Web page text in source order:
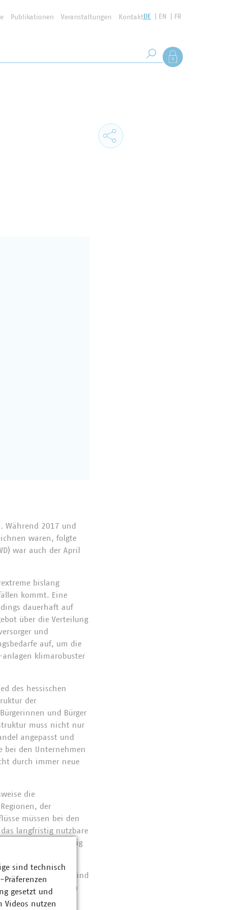
Publikationen Veranstaltungen KontaktDE EN FR
Suche starten
Als Mitglied
Während 2017 und
waren, folgte
war auch der April
bislang
kommt. Eine
dauerhaft auf
über die Verteilung
und
auf, um die
anlagen klimarobuster
des hessischen
der
und Bürger
muss nicht nur
angepasst und
bei den Unternehmen
durch immer neue
die
der
müssen bei den
das langfristig nutzbare
Abwägung notwendig
sind
Main-Gebiet und in
Verbraucherinnen
sind technisch
gesetzt und
Videos nutzen